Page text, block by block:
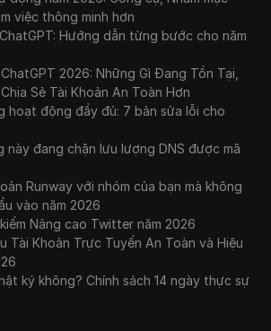
việc thông minh hơn
Hướng dẫn từng bước cho năm
2026: Những Gì Đang Tồn Tại,
Sẻ Tài Khoản An Toàn Hơn
hoạt động đầy đủ: 7 bản sửa lỗi cho
này đang chặn lưu lượng DNS được mã
Runway với nhóm của bạn mà không
vào năm 2026
Nâng cao Twitter năm 2026
Tài Khoản Trực Tuyến An Toàn và Hiệu
ký không? Chính sách 14 ngày thực sự